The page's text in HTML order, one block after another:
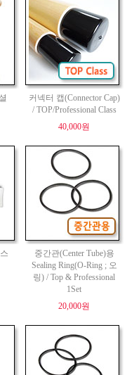
커넥터 캡(Connector Cap)
/ TOP/Professional Class
40,000원
중간관(Center Tube)용
Sealing Ring(O-Ring ; 오
링) / Top & Professional
1Set
20,000원